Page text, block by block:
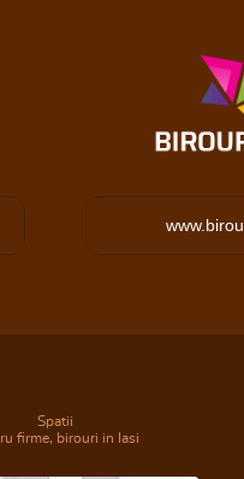
Spatii
firme, birouri in Iasi